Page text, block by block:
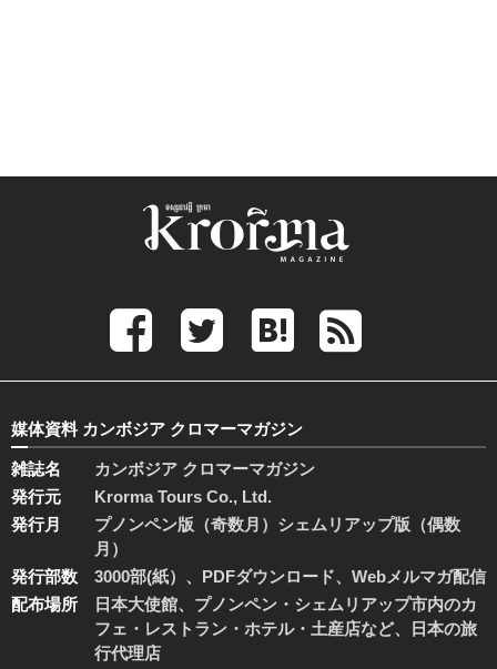
媒体資料 カンボジア クロマーマガジン
雑誌名
カンボジア クロマーマガジン
発行元
Krorma Tours Co., Ltd.
発行月
プノンペン版（奇数月）シェムリアップ版（偶数
月）
発行部数
3000部(紙）、PDFダウンロード、Webメルマガ配信
配布場所
日本大使館、プノンペン・シェムリアップ市内のカ
フェ・レストラン・ホテル・土産店など、日本の旅
行代理店